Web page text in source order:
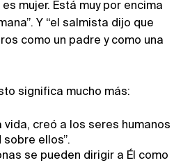
mujer. Está muy por encima
Y “el salmista dijo que
como un padre y como una
significa mucho más:
vida, creó a los seres humanos
ellos”.
se pueden dirigir a Él como